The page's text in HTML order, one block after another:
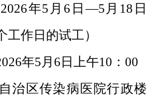
2026年5 月 6 日—5 月 18 日
工作日的试工）
年5月 6 日上午10 ： 00
治区传染病医院行政楼